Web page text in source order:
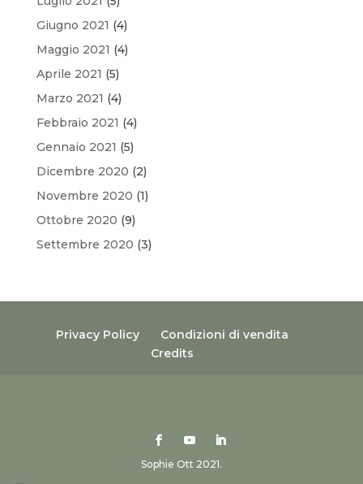
Giugno 2021 (4)
Maggio 2021 (4)
Aprile 2021 (5)
Marzo 2021 (4)
Febbraio 2021 (4)
Gennaio 2021 (5)
Dicembre 2020 (2)
Novembre 2020 (1)
Ottobre 2020 (9)
Settembre 2020 (3)
Privacy Policy
Condizioni di vendita
Credits
Sophie Ott 2021.